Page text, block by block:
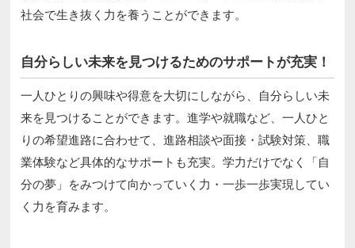
社会で生き抜く力を養うことができます。
自分らしい未来を見つけるためのサポートが充実！
一人ひとりの興味や得意を大切にしながら、自分らしい未
来を見つけることができます。進学や就職など、一人ひと
りの希望進路に合わせて、進路相談や面接・試験対策、職
業体験など具体的なサポートも充実。学力だけでなく「自
分の夢」をみつけて向かっていく力・一歩一歩実現してい
く力を育みます。